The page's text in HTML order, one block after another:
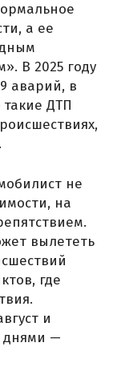
а ее
В 2025 году
аварий, в
ДТП
не
на
вылететь
где
и
днями —